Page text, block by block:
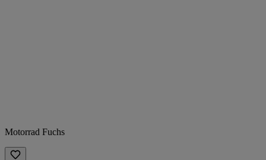
Motorrad Fuchs